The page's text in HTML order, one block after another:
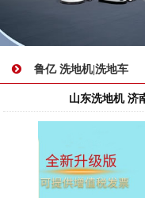
鲁亿 洗地机|洗地车
山东洗地机 济